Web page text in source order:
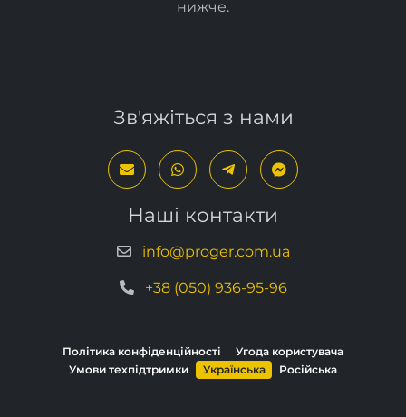
Наші контакти
info@proger.com.ua
+38 (050) 936-95-96